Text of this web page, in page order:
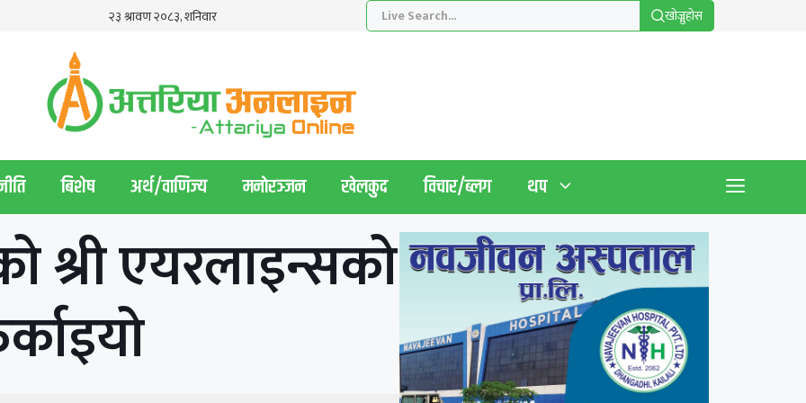
खाेज्नुहाेस
बिशेष अर्थ/वाणिज्य मनाेरञ्जन खेलकुद विचार/ब्लग थप
श्री एयरलाइन्सको